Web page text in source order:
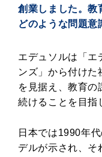
創業しました。教
どのような問題意
エデュソルは「エ
ンズ」から付けた
を見据え、教育の
続けることを目指
日本では1990年
デルが示され、そ